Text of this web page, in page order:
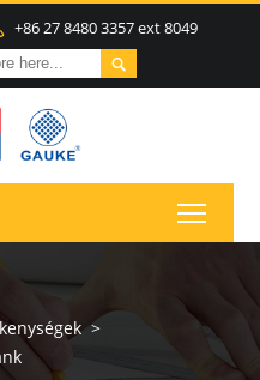
+86 27 8480 3357 ext 8049

>